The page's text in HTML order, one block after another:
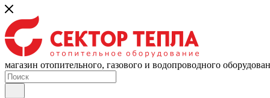
магазин отопительного, газового и водопроводного